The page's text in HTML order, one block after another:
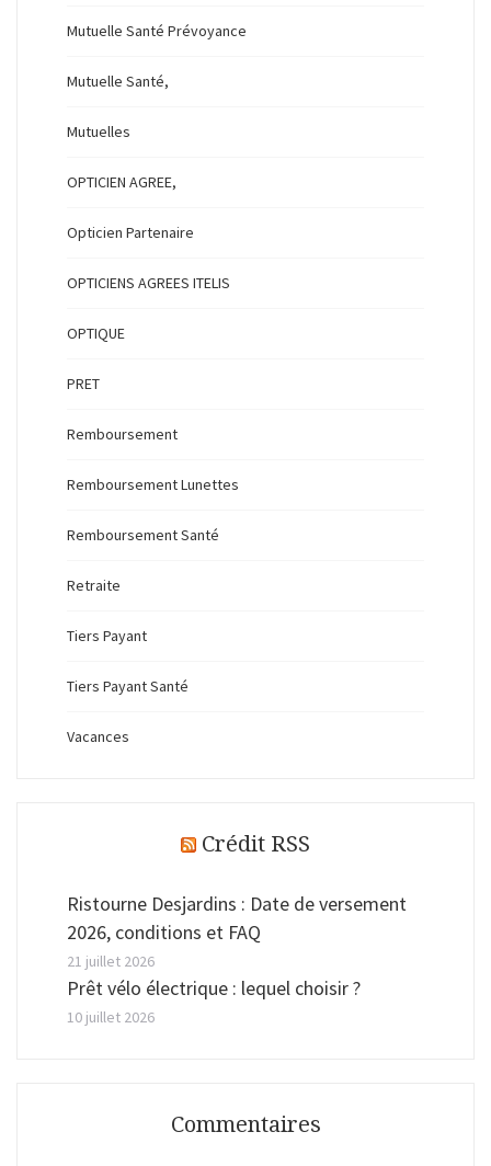
Mutuelle Santé Prévoyance
Mutuelle Santé,
Mutuelles
OPTICIEN AGREE,
Opticien Partenaire
OPTICIENS AGREES ITELIS
OPTIQUE
PRET
Remboursement
Remboursement Lunettes
Remboursement Santé
Retraite
Tiers Payant
Tiers Payant Santé
Vacances
Crédit RSS
Ristourne Desjardins : Date de versement
2026, conditions et FAQ
21 juillet 2026
Prêt vélo électrique : lequel choisir ?
10 juillet 2026
Commentaires